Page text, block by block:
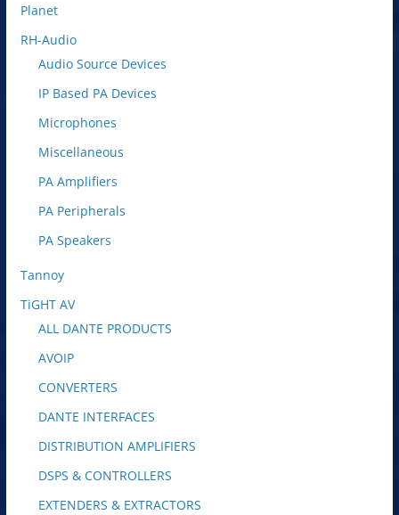
Planet
RH-Audio
Audio Source Devices
IP Based PA Devices
Microphones
Miscellaneous
PA Amplifiers
PA Peripherals
PA Speakers
Tannoy
TiGHT AV
ALL DANTE PRODUCTS
AVOIP
CONVERTERS
DANTE INTERFACES
DISTRIBUTION AMPLIFIERS
DSPS & CONTROLLERS
EXTENDERS & EXTRACTORS